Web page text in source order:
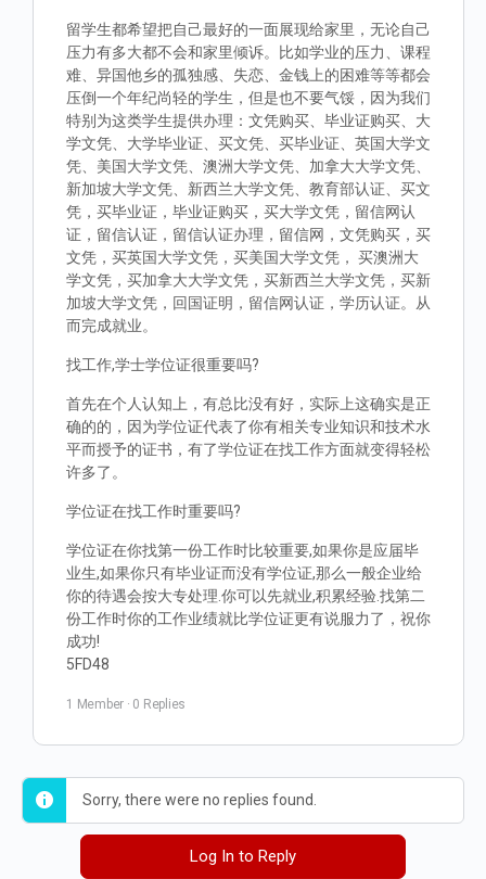
留学生都希望把自己最好的一面展现给家里，无论自己
压力有多大都不会和家里倾诉。比如学业的压力、课程
难、异国他乡的孤独感、失恋、金钱上的困难等等都会
压倒一个年纪尚轻的学生，但是也不要气馁，因为我们
特别为这类学生提供办理：文凭购买、毕业证购买、大
学文凭、大学毕业证、买文凭、买毕业证、英国大学文
凭、美国大学文凭、澳洲大学文凭、加拿大大学文凭、
新加坡大学文凭、新西兰大学文凭、教育部认证、买文
凭，买毕业证，毕业证购买，买大学文凭，留信网认
证，留信认证，留信认证办理，留信网，文凭购买，买
文凭，买英国大学文凭，买美国大学文凭， 买澳洲大
学文凭，买加拿大大学文凭，买新西兰大学文凭，买新
加坡大学文凭，回国证明，留信网认证，学历认证。从
而完成就业。
找工作,学士学位证很重要吗?
首先在个人认知上，有总比没有好，实际上这确实是正
确的的，因为学位证代表了你有相关专业知识和技术水
平而授予的证书，有了学位证在找工作方面就变得轻松
许多了。
学位证在找工作时重要吗?
学位证在你找第一份工作时比较重要,如果你是应届毕
业生,如果你只有毕业证而没有学位证,那么一般企业给
你的待遇会按大专处理.你可以先就业,积累经验.找第二
份工作时你的工作业绩就比学位证更有说服力了，祝你
成功!
5FD48
1 Member · 0 Replies
Sorry, there were no replies found.
Log In to Reply